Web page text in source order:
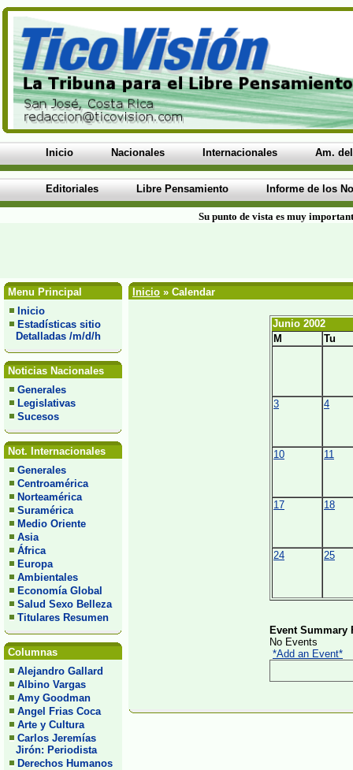
Inicio Nacionales Internacionales Am.
Editoriales Libre Pensamiento Informe de los
Su punto de vista es muy
Menu Principal
Inicio
Estadísticas sitio
Detalladas /m/d/h
Noticias Nacionales
Generales
Legislativas
Sucesos
Not. Internacionales
Generales
Centroamérica
Norteamérica
Suramérica
Medio Oriente
Asia
África
Europa
Ambientales
Economía Global
Salud Sexo Belleza
Titulares Resumen
Columnas
Alejandro Gallard
Albino Vargas
Amy Goodman
Angel Frias Coca
Arte y Cultura
Carlos Jeremías
Jirón: Periodista
Derechos Humanos
Inicio » Calendar
Junio 2002
M
Tu
3 4
10 11
17 18
24 25
Event Summary
No Events
*Add an Event*